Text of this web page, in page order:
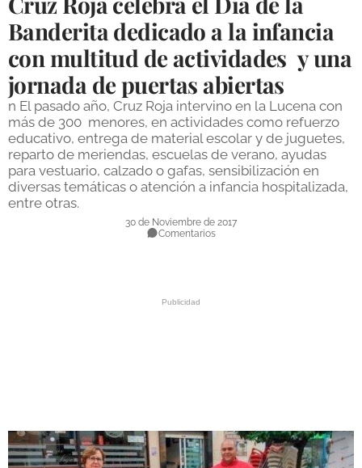
DEPORTES
COMPETICIONES
DEPORTE BASE
OPINIÓN
VENTANA CIUDADANA
CÓRDOBA
Banderita dedicado a la infancia
con multitud de actividades y una
jornada de puertas abiertas
n El pasado año, Cruz Roja intervino en la Lucena con
más de 300 menores, en actividades como refuerzo
educativo, entrega de material escolar y de juguetes,
reparto de meriendas, escuelas de verano, ayudas
para vestuario, calzado o gafas, sensibilización en
diversas temáticas o atención a infancia hospitalizada,
entre otras.
30 de Noviembre de 2017
Comentarios